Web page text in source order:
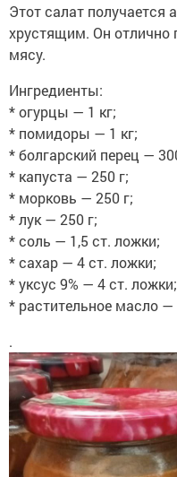
Этот салат
хрустящим. Он отлично
мясу.
Ингредиенты:
* огурцы — 1 кг;
* помидоры — 1 кг;
* болгарский перец —
* капуста — 250 г;
* морковь — 250 г;
* лук — 250 г;
* соль — 1,5 ст. ложки;
* сахар — 4 ст. ложки;
* уксус 9% — 4 ст. ложки;
* растительное масло —
.